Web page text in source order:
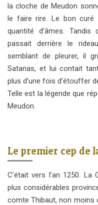
la cloche de Meudon
le faire rire. Le bon curé
quantité d’âmes.
passait derrière le
semblant de pleurer, il
Satanas, et lui contait
plus d’une fois d’étouffer
Telle est la légende que
Meudon.
Le premier cep de
C’était vers l’an 1250.
plus considérables
comte Thibaut, non moins